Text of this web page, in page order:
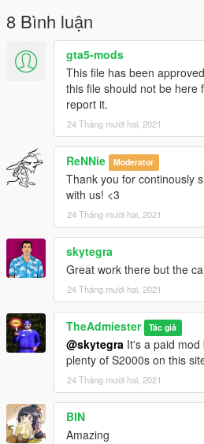
8 Bình luận
gta5-mods
This file has been
this file should not be here
report it.
24 Tháng mười hai, 2021
ReNNie Moderator
Thank you for continously
with us! <3
24 Tháng mười hai, 2021
skytegra
Great work there but the
24 Tháng mười hai, 2021
TheAdmiester Tác giả
@skytegra It's a paid
plenty of S2000s on this
24 Tháng mười hai, 2021
BIN
Amazing